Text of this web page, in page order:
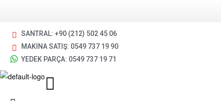
SANTRAL: +90 (212) 502 45 06
MAKİNA SATIŞ: 0549 737 19 90
YEDEK PARÇA: 0549 737 19 71